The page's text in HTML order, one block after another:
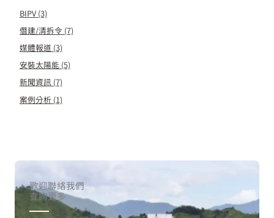
BIPV(3)
僭建/清拆令 (7)
媒體報道 (3)
安裝太陽能(5)
新聞資訊(7)
案例分析 (1)
歡迎聯絡我們
查詢更多